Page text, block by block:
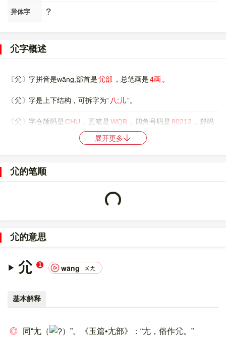
异体字 ?
尣字概述
〔尣〕字拼音是wāng,部首是尣部 ，总笔画是4画 。
〔尣〕字是上下结构，可拆字为“ 八;儿”。
〔尣〕字仓颉码是 CHU ，五笔是WQB ，四角号码是 80212
，郑码
，中文电码是无，。
00005C23，UTF-8：E5 B0 A3。
展开更多
尣的笔顺
Loading...
尣的意思
尣 1 wāng ㄨㄤ
基本解释
◎ 同“尢（ ）”。《玉篇•尢部》：“尢，俗作尣。”